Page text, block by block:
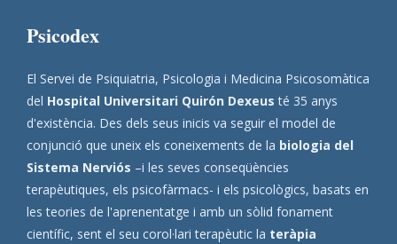
Psicodex
El Servei de Psiquiatria, Psicologia i Medicina Psicosomàtica
del Hospital Universitari Quirón Dexeus té 35 anys
d'existència. Des dels seus inicis va seguir el model de
conjunció que uneix els coneixements de la biologia del
Sistema Nerviós –i les seves conseqüències
terapèutiques, els psicofàrmacs- i els psicològics, basats en
les teories de l'aprenentatge i amb un sòlid fonament
científic, sent el seu corol·lari terapèutic la teràpia